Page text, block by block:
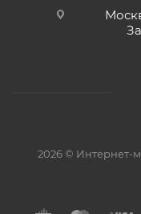
2026 © Интернет-